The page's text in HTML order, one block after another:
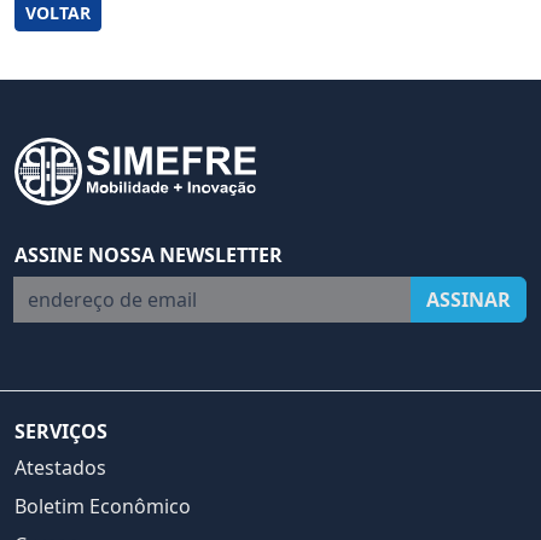
VOLTAR
ASSINE NOSSA NEWSLETTER
endereço de email
ASSINAR
SERVIÇOS
Atestados
Boletim Econômico